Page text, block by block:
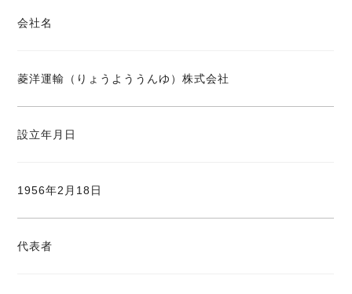
会社名
菱洋運輸（りょうよううんゆ）株式会社
設立年月日
1956年2月18日
代表者